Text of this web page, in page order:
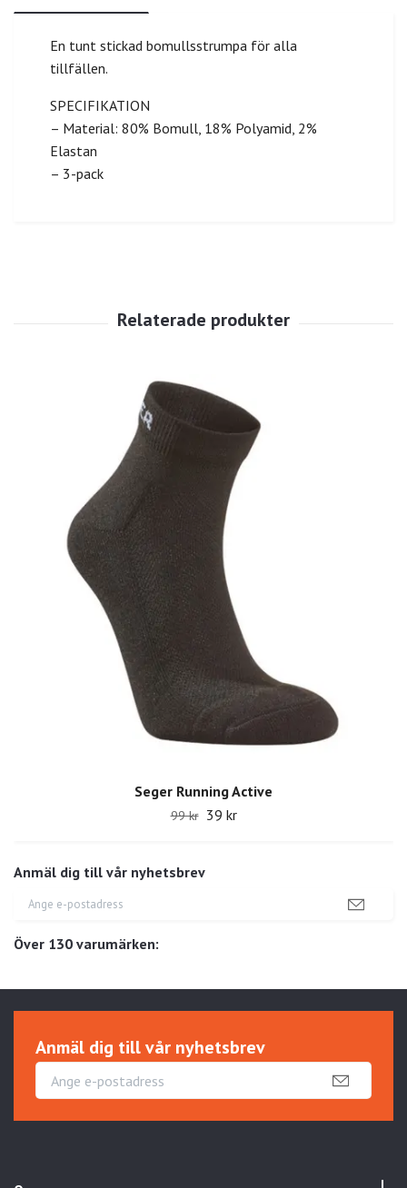
Anmäl dig till vår nyhetsbrev
Över 130 varumärken:
En tunt stickad bomullsstrumpa för alla
tillfällen.
SPECIFIKATION
– Material: 80% Bomull, 18% Polyamid, 2%
Elastan
– 3-pack
Seger Running Active
99 kr 39 kr
Anmäl dig till vår nyhetsbrev